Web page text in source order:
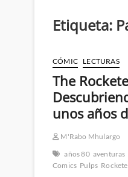
Etiqueta:
CÓMIC LECTURAS
The
unos años
M'Rabo Mhulargo
años 80 aventuras
Comics Pulps